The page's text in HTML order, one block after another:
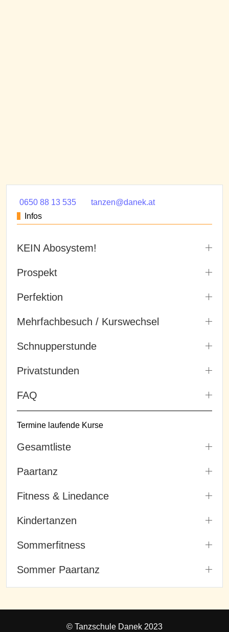
0650 88 13 535
tanzen@danek.at
Infos
KEIN Abosystem!
Prospekt
Perfektion
Mehrfachbesuch / Kurswechsel
Schnupperstunde
Privatstunden
FAQ
Termine laufende Kurse
Gesamtliste
Paartanz
Fitness & Linedance
Kindertanzen
Sommerfitness
Sommer Paartanz
© Tanzschule Danek 2023